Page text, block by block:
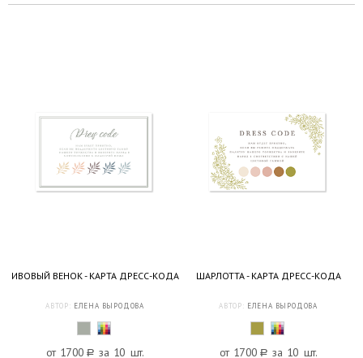
ИВОВЫЙ ВЕНОК - КАРТА ДРЕСС-КОДА
АВТОР: ЕЛЕНА ВЫРОДОВА
от 1700 a за 10 шт.
ШАРЛОТТА - КАРТА ДРЕСС-КОДА
АВТОР: ЕЛЕНА ВЫРОДОВА
от 1700 a за 10 шт.